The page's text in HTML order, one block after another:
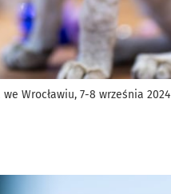
Wrocławiu, 7-8 września 2024